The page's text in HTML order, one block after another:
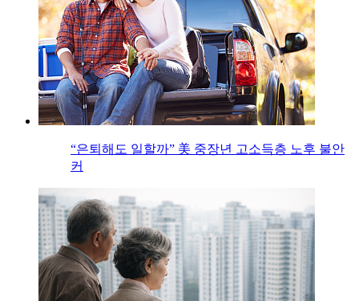
“은퇴해도 일할까” 美 중장년 고소득층 노후 불안
커